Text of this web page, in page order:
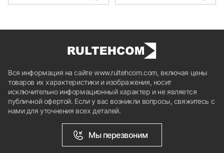
Вся информация на сайте www.rultehcom.com, включая цены
товаров их характеристики и изображения, носит
исключительно информационный характер и не является
публичной офертой. Если у вас возникли вопросы, свяжитесь с
нами для уточнения всех деталей.
Мы перезвоним